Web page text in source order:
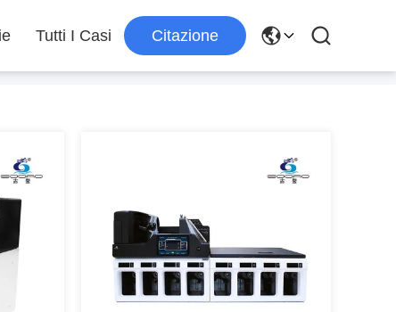
Tutti I Casi Citazione